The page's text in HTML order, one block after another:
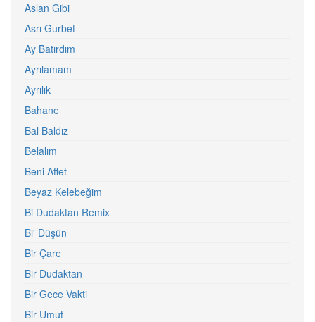
Aslan Gibi
Asrı Gurbet
Ay Batırdım
Ayrılamam
Ayrılık
Bahane
Bal Baldız
Belalım
Beni Affet
Beyaz Kelebeğim
Bi Dudaktan Remix
Bi' Düşün
Bir Çare
Bir Dudaktan
Bir Gece Vakti
Bir Umut